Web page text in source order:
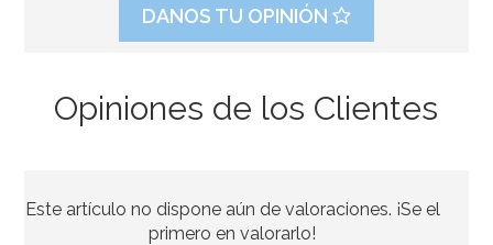
DANOS TU OPINIÓN
Opiniones de los Clientes
Este artículo no dispone aún de valoraciones. ¡Se el
primero en valorarlo!